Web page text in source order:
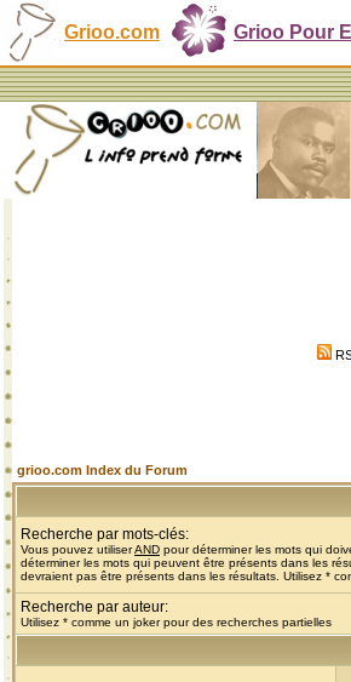
Grioo.com Grioo Pour
grioo.com Index du Forum
Recherche par mots-clés:
Vous pouvez utiliserAND pour déterminer les mots qui
déterminer les mots qui peuvent être présents dans les
devraient pas être présents dans les résultats. Utilisez *
Recherche par auteur:
Utilisez * comme un joker pour des recherches partielles